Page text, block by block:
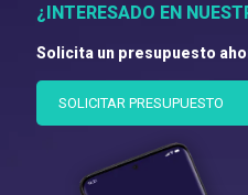
¿INTERESADO EN
Solicita un presupuesto
SOLICITAR PRESUPUESTO